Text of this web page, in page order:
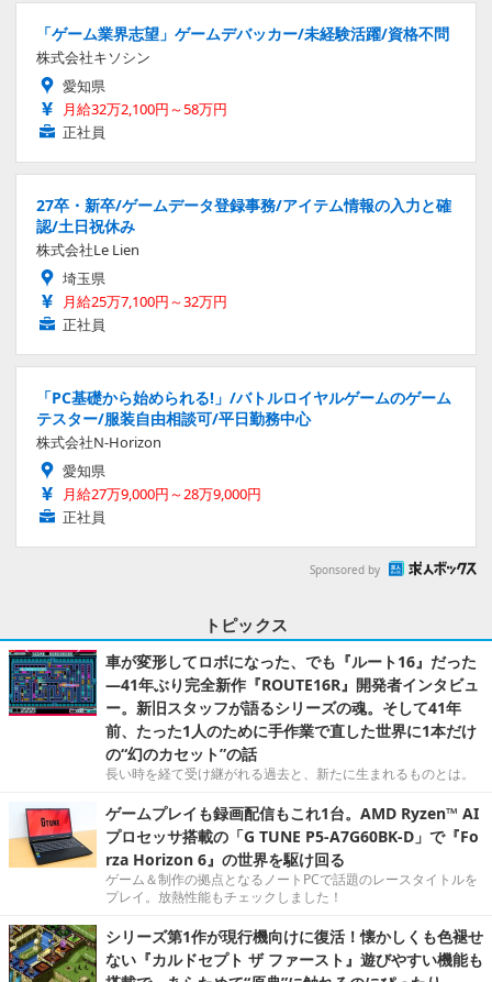
「ゲーム業界志望」ゲームデバッカー/未経験活躍/資格不問
株式会社キソシン
愛知県
月給32万2,100円～58万円
正社員
27卒・新卒/ゲームデータ登録事務/アイテム情報の入力と確
認/土日祝休み
株式会社Le Lien
埼玉県
月給25万7,100円～32万円
正社員
「PC基礎から始められる!」/バトルロイヤルゲームのゲーム
テスター/服装自由相談可/平日勤務中心
株式会社N-Horizon
愛知県
月給27万9,000円～28万9,000円
正社員
Sponsored by
トピックス
車が変形してロボになった、でも『ルート16』だった
―41年ぶり完全新作『ROUTE16R』開発者インタビュ
ー。新旧スタッフが語るシリーズの魂。そして41年
前、たった1人のために手作業で直した世界に1本だけ
の“幻のカセット”の話
長い時を経て受け継がれる過去と、新たに生まれるものとは。
ゲームプレイも録画配信もこれ1台。AMD Ryzen™ AI
プロセッサ搭載の「G TUNE P5-A7G60BK-D」で『Fo
rza Horizon 6』の世界を駆け回る
ゲーム＆制作の拠点となるノートPCで話題のレースタイトルを
プレイ。放熱性能もチェックしました！
シリーズ第1作が現行機向けに復活！懐かしくも色褪せ
ない『カルドセプト ザ ファースト』遊びやすい機能も